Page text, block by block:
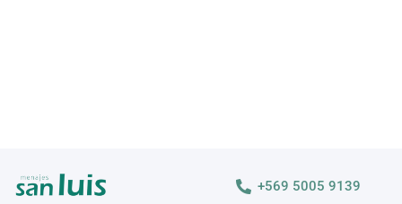
+569 5005 9139